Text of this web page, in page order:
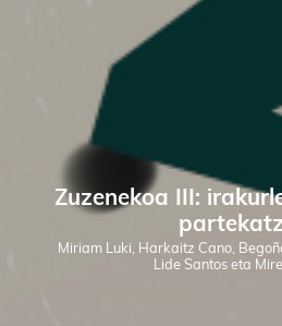
Zuzenekoa III:
Miriam Luki, Harkaitz Cano,
Lide Santos eta